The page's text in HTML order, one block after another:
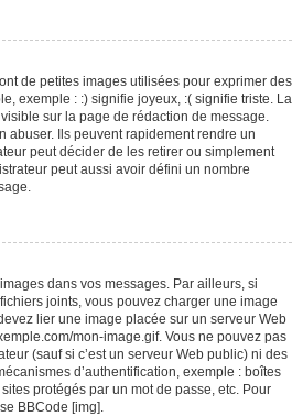
de petites images utilisées pour exprimer des
exemple : :) signifie joyeux, :( signifie triste. La
sur la page de rédaction de message.
abuser. Ils peuvent rapidement rendre un
peut décider de les retirer ou simplement
peut aussi avoir défini un nombre
dans vos messages. Par ailleurs, si
joints, vous pouvez charger une image
lier une image placée sur un serveur Web
mon-image.gif. Vous ne pouvez pas
(sauf si c’est un serveur Web public) ni des
d’authentification, exemple : boîtes
protégés par un mot de passe, etc. Pour
BBCode [img].